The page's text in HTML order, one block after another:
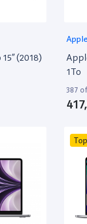
(2018)
Apple
1To
387